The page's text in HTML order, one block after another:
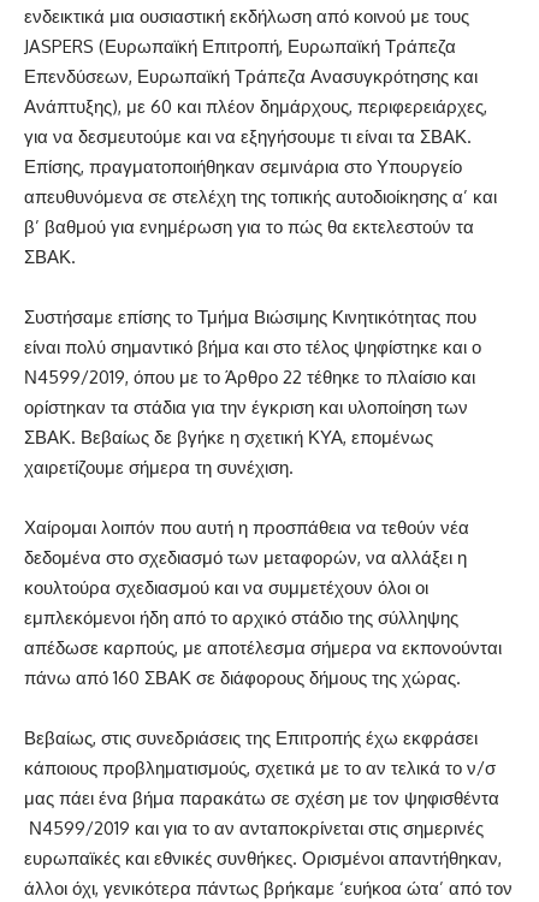
ενδεικτικά μια ουσιαστική εκδήλωση από κοινού με τους
JASPERS (Ευρωπαϊκή Επιτροπή, Ευρωπαϊκή Τράπεζα
Επενδύσεων, Ευρωπαϊκή Τράπεζα Ανασυγκρότησης και
Ανάπτυξης), με 60 και πλέον δημάρχους, περιφερειάρχες,
για να δεσμευτούμε και να εξηγήσουμε τι είναι τα ΣΒΑΚ.
Επίσης, πραγματοποιήθηκαν σεμινάρια στο Υπουργείο
απευθυνόμενα σε στελέχη της τοπικής αυτοδιοίκησης α’ και
β’ βαθμού για ενημέρωση για το πώς θα εκτελεστούν τα
ΣΒΑΚ.
Συστήσαμε επίσης το Τμήμα Βιώσιμης Κινητικότητας που
είναι πολύ σημαντικό βήμα και στο τέλος ψηφίστηκε και ο
Ν4599/2019, όπου με το Άρθρο 22 τέθηκε το πλαίσιο και
ορίστηκαν τα στάδια για την έγκριση και υλοποίηση των
ΣΒΑΚ. Βεβαίως δε βγήκε η σχετική ΚΥΑ, επομένως
χαιρετίζουμε σήμερα τη συνέχιση.
Χαίρομαι λοιπόν που αυτή η προσπάθεια να τεθούν νέα
δεδομένα στο σχεδιασμό των μεταφορών, να αλλάξει η
κουλτούρα σχεδιασμού και να συμμετέχουν όλοι οι
εμπλεκόμενοι ήδη από το αρχικό στάδιο της σύλληψης
απέδωσε καρπούς, με αποτέλεσμα σήμερα να εκπονούνται
πάνω από 160 ΣΒΑΚ σε διάφορους δήμους της χώρας.
Βεβαίως, στις συνεδριάσεις της Επιτροπής έχω εκφράσει
κάποιους προβληματισμούς, σχετικά με το αν τελικά το ν/σ
μας πάει ένα βήμα παρακάτω σε σχέση με τον ψηφισθέντα
Ν4599/2019 και για το αν ανταποκρίνεται στις σημερινές
ευρωπαϊκές και εθνικές συνθήκες. Ορισμένοι απαντήθηκαν,
άλλοι όχι, γενικότερα πάντως βρήκαμε ‘ευήκοα ώτα’ από τον